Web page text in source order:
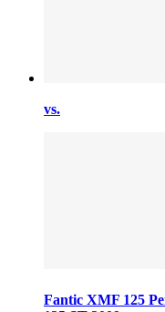
vs.
Fantic XMF 125